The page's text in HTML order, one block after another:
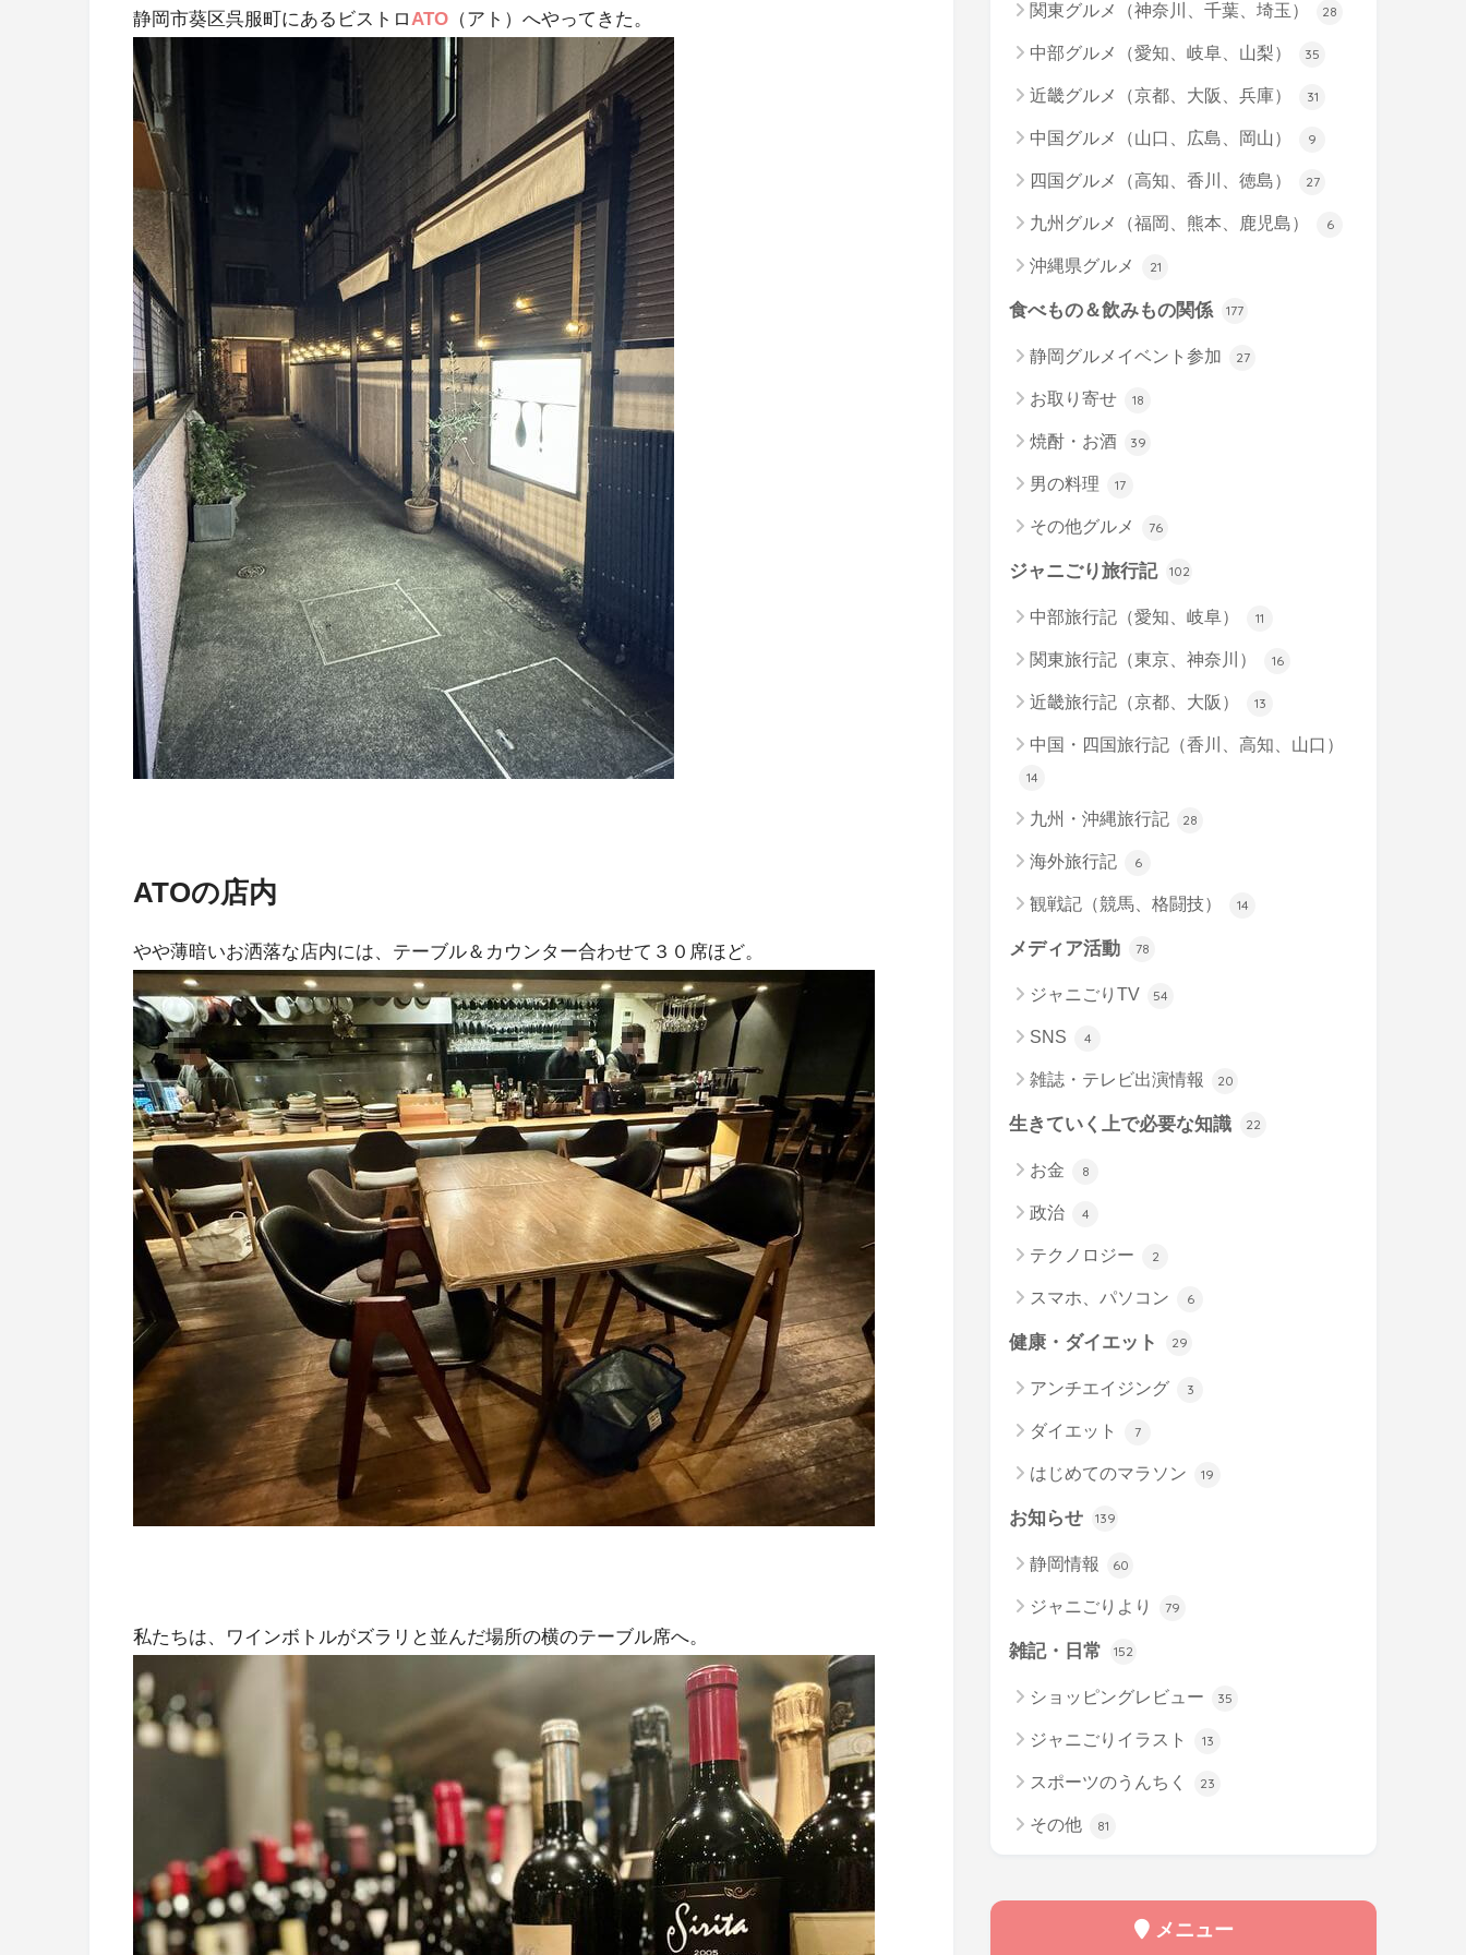
静岡市葵区呉服町にあるビストロATO （アト）へやってきた。
ATOの店内
やや薄暗いお洒落な店内には、テーブル＆カウンター合わせて３０席ほど。
私たちは、ワインボトルがズラリと並んだ場所の横のテーブル席へ。
関東グルメ（神奈川、千葉、埼玉） 28
中部グルメ（愛知、岐阜、山梨） 35
近畿グルメ（京都、大阪、兵庫） 31
中国グルメ（山口、広島、岡山） 9
四国グルメ（高知、香川、徳島） 27
九州グルメ（福岡、熊本、鹿児島） 6
沖縄県グルメ 21
食べもの＆飲みもの関係 177
静岡グルメイベント参加 27
お取り寄せ 18
焼酎・お酒 39
男の料理 17
その他グルメ 76
ジャニごり旅行記 102
中部旅行記（愛知、岐阜） 11
関東旅行記（東京、神奈川） 16
近畿旅行記（京都、大阪） 13
中国・四国旅行記（香川、高知、山口）
14
九州・沖縄旅行記 28
海外旅行記 6
観戦記（競馬、格闘技） 14
メディア活動 78
ジャニごりTV 54
SNS 4
雑誌・テレビ出演情報 20
生きていく上で必要な知識 22
お金 8
政治 4
テクノロジー 2
スマホ、パソコン 6
健康・ダイエット 29
アンチエイジング 3
ダイエット 7
はじめてのマラソン 19
お知らせ 139
静岡情報 60
ジャニごりより 79
雑記・日常 152
ショッピングレビュー 35
ジャニごりイラスト 13
スポーツのうんちく 23
その他 81
メニュー